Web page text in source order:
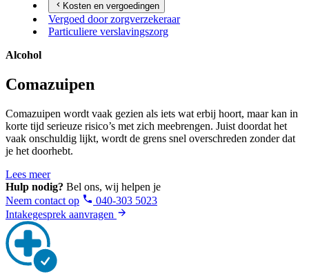
Kosten en vergoedingen
Vergoed door zorgverzekeraar
Particuliere verslavingszorg
Alcohol
Comazuipen
Comazuipen wordt vaak gezien als iets wat erbij hoort, maar kan in
korte tijd serieuze risico’s met zich meebrengen. Juist doordat het
vaak onschuldig lijkt, wordt de grens snel overschreden zonder dat
je het doorhebt.
Lees meer
Hulp nodig? Bel ons, wij helpen je
Neem contact op
040-303 5023
Intakegesprek aanvragen